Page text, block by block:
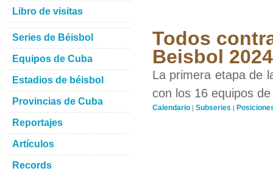
Todos
Beisbol 2024
La primera etapa de
con los 16 equipos
Calendario | Subseries |
Libro de visitas
Series de Béisbol
Equipos de Cuba
Estadios de béisbol
Provincias de Cuba
Reportajes
Artículos
Records